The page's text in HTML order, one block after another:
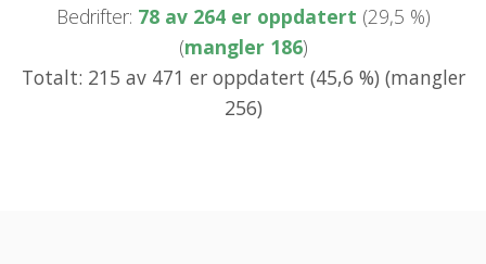
Bedrifter: 78 av 264 er oppdatert (29,5 %)
(mangler 186)
Totalt: 215 av 471 er oppdatert (45,6 %) (mangler
256)